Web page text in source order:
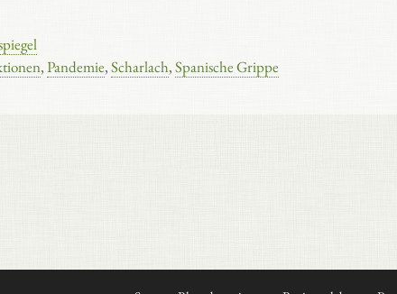
,Pandemie,Scharlach,Spanische Grippe